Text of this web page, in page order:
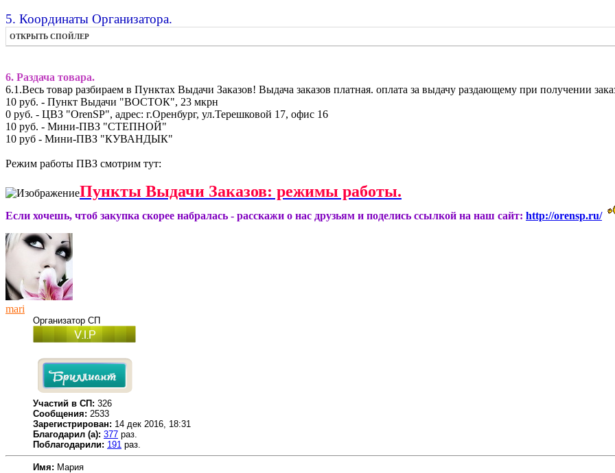
5. Координаты Организатора.
ОТКРЫТЬ СПОЙЛЕР
6. Раздача товара.
6.1.Весь товар разбираем в Пунктах Выдачи Заказов! Выдача заказов платная. оплата за выдачу раздающему при получении
10 руб. - Пункт Выдачи "ВОСТОК", 23 мкрн
0 руб. - ЦВЗ "OrenSP", адрес: г.Оренбург, ул.Терешковой 17, офис 16
10 руб. - Мини-ПВЗ "СТЕПНОЙ"
10 руб - Мини-ПВЗ "КУВАНДЫК"
Режим работы ПВЗ смотрим тут:
Пункты Выдачи Заказов: режимы работы.
Если хочешь, чтоб закупка скорее набралась - расскажи о нас друзьям и поделись ссылкой на наш сайт: http://orensp.ru/
mari
Организатор СП
Участий в СП: 326
Сообщения: 2533
Зарегистрирован: 14 дек 2016, 18:31
Благодарил (а): 377 раз.
Поблагодарили: 191 раз.
Имя: Мария